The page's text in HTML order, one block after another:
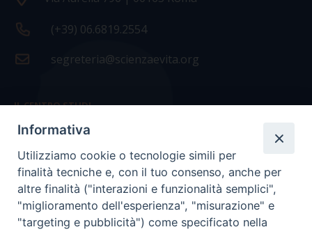
(+39) 06.6819.2554
segreteria@scienzaevita.org
IL CENTRO STUDI
La nostra storia
Statuto
Presidenza e ufficio presidenza
Consiglio scientifico
Informativa
Utilizziamo cookie o tecnologie simili per
finalità tecniche e, con il tuo consenso, anche per
altre finalità ("interazioni e funzionalità semplici",
"miglioramento dell'esperienza", "misurazione" e
"targeting e pubblicità") come specificato nella